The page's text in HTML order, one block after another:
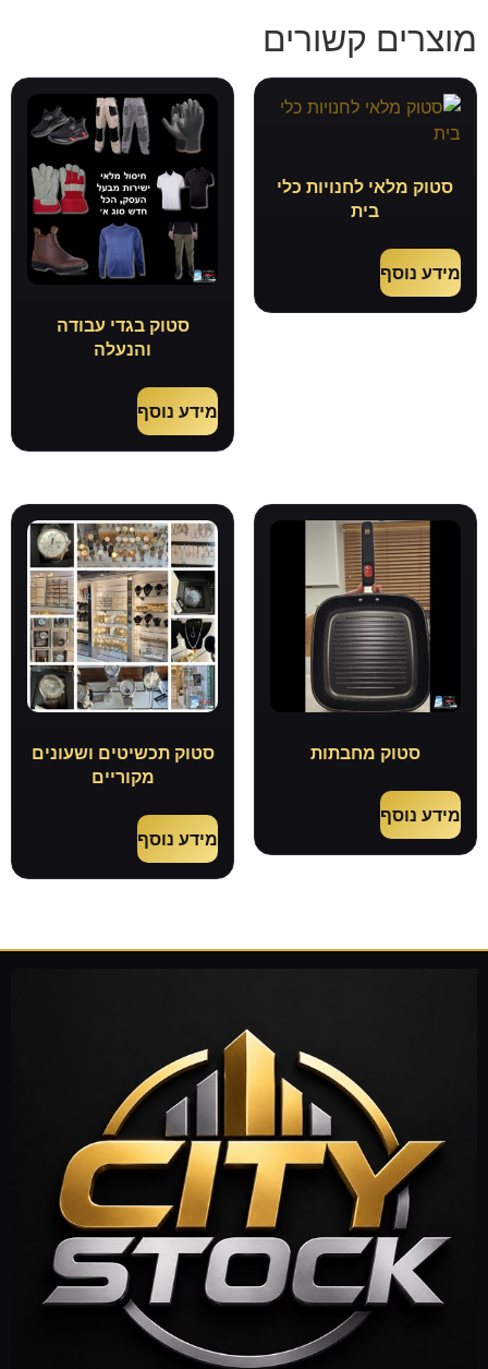
מוצרים קשורים
סטוק מלאי לחנויות כלי
בית
מידע נוסף
סטוק בגדי עבודה
והנעלה
מידע נוסף
סטוק מחבתות
מידע נוסף
סטוק תכשיטים ושעונים
מקוריים
מידע נוסף